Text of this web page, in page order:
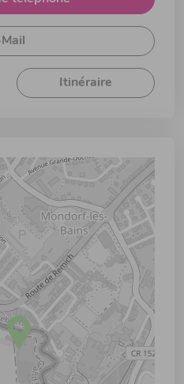
Itinéraire